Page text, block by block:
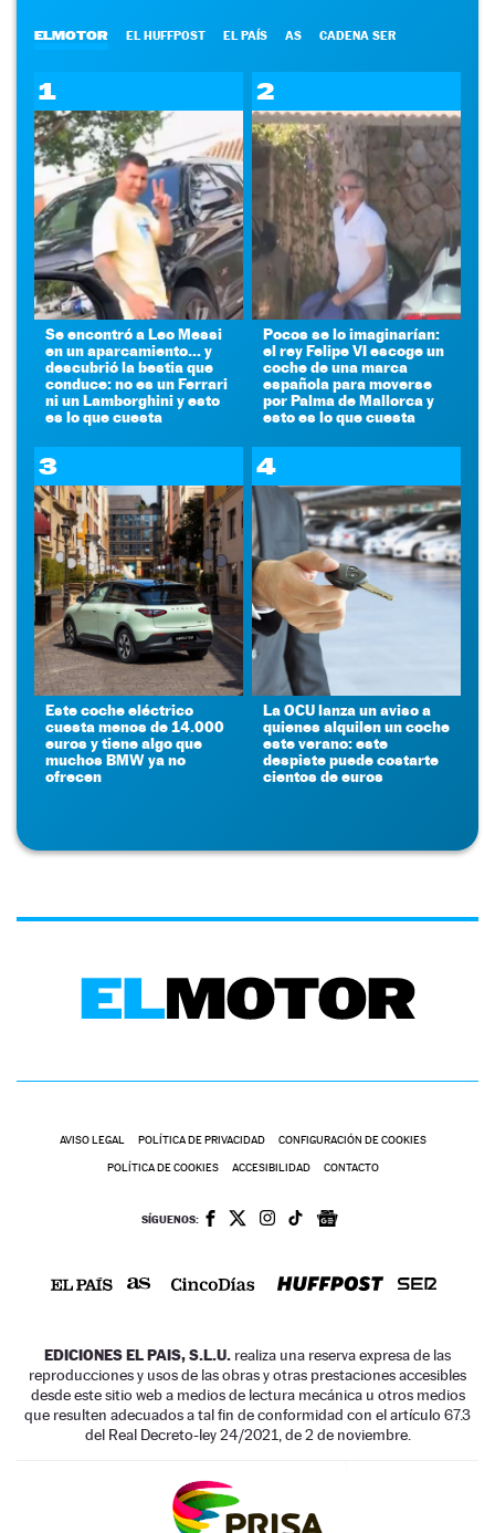
ELMOTOR EL HUFFPOST EL PAÍS AS CADENA SER
1
Se encontró a Leo Messi
en un aparcamiento... y
descubrió la bestia que
conduce: no es un Ferrari
ni un Lamborghini y esto
es lo que cuesta
2
Pocos se lo imaginarían:
el rey Felipe VI escoge un
coche de una marca
española para moverse
por Palma de Mallorca y
esto es lo que cuesta
3
Este coche eléctrico
cuesta menos de 14.000
euros y tiene algo que
muchos BMW ya no
ofrecen
4
La OCU lanza un aviso a
quienes alquilen un coche
este verano: este
despiste puede costarte
cientos de euros
AVISO LEGAL POLÍTICA DE PRIVACIDAD CONFIGURACIÓN DE COOKIES
POLÍTICA DE COOKIES ACCESIBILIDAD CONTACTO
SÍGUENOS:
EDICIONES EL PAIS, S.L.U. realiza una reserva expresa de las
reproducciones y usos de las obras y otras prestaciones accesibles
desde este sitio web a medios de lectura mecánica u otros medios
que resulten adecuados a tal fin de conformidad con el artículo 67.3
del Real Decreto-ley 24/2021, de 2 de noviembre.